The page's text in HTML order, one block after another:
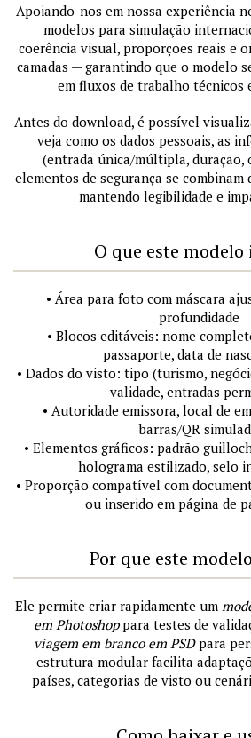
Apoiando-nos em nossa experiência
modelos para simulação
coerência visual, proporções reais e
camadas — garantindo que o modelo
em fluxos de trabalho técnicos
Antes do download, é possível
veja como os dados pessoais, as
(entrada única/múltipla, duração,
elementos de segurança se
mantendo legibilidade e
O que este
• Área para foto com máscara
profundidade
• Blocos editáveis: nome
passaporte, data de
• Dados do visto: tipo (turismo,
validade, entradas
• Autoridade emissora, local de
barras/QR
• Elementos gráficos: padrão
holograma estilizado, selo
• Proporção compatível com
ou inserido em página de
Por que este
Ele permite criar rapidamente um
em Photoshoppara testes de
viagem em branco em PSDpara
estrutura modular facilita
países, categorias de visto ou